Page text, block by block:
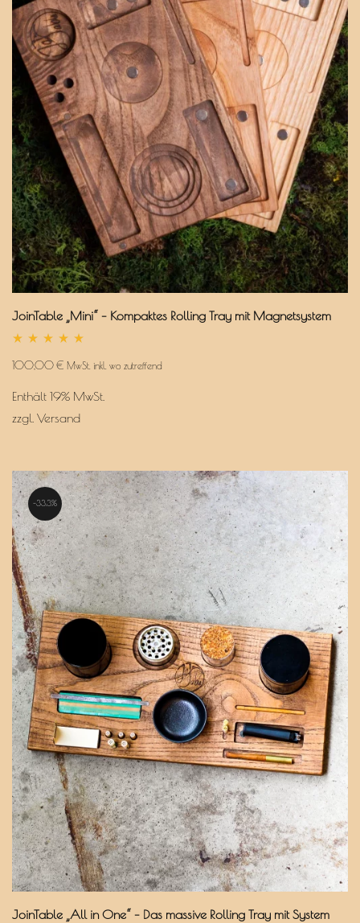
JoinTable „Mini“ – Kompaktes Rolling Tray mit Magnetsystem
mit
5.00
100,00 € MwSt. inkl. wo zutreffend
Enthält 19% MwSt.
zzgl. Versand
33.3%
JoinTable „All in One“ – Das massive Rolling Tray mit System